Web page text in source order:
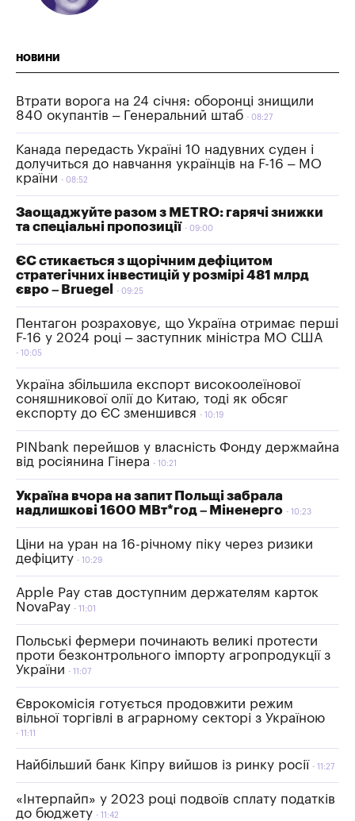
НОВИНИ
Втрати ворога на 24 січня: оборонці знищили
840 окупантів – Генеральний штаб
08:27
Канада передасть Україні 10 надувних суден і
долучиться до навчання українців на F-16 – МО
країни
08:52
Заощаджуйте разом з METRO: гарячі знижки
та спеціальні пропозиції
09:00
ЄС стикається з щорічним дефіцитом
стратегічних інвестицій у розмірі 481 млрд
євро – Bruegel
09:25
Пентагон розраховує, що Україна отримає перші
F-16 у 2024 році – заступник міністра МО США
10:05
Україна збільшила експорт високоолеїнової
соняшникової олії до Китаю, тоді як обсяг
експорту до ЄС зменшився
10:19
PINbank перейшов у власність Фонду держмайна
від росіянина Гінера
10:21
Україна вчора на запит Польщі забрала
надлишкові 1600 МВт*год – Міненерго
10:23
Ціни на уран на 16-річному піку через ризики
дефіциту
10:29
Аpple Pay став доступним держателям карток
NovaPay
11:01
Польські фермери починають великі протести
проти безконтрольного імпорту агропродукції з
України
11:07
Єврокомісія готується продовжити режим
вільної торгівлі в аграрному секторі з Україною
11:11
Найбільший банк Кіпру вийшов із ринку росії 11:27
«Інтерпайп» у 2023 році подвоїв сплату податків
до бюджету
11:42